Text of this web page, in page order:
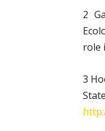
2
role
3